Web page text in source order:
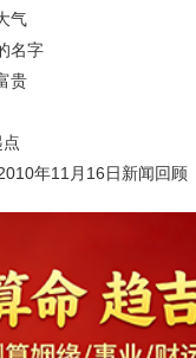
气
名字
贵
年11月16日新闻回顾